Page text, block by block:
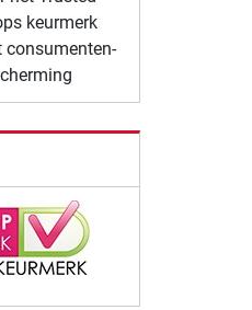
keurmerk
consumenten-